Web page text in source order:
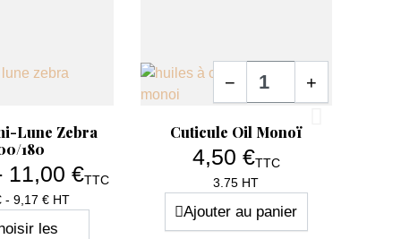
rapide
Lune Zebra
180
Prix
11,00 €TTC
- 9,17 € HT
les
Aperçu rapide
Cuticule Oil Monoï
Prix
4,50 €TTC
3.75 HT
Quantité
− +
Ajouter au panier